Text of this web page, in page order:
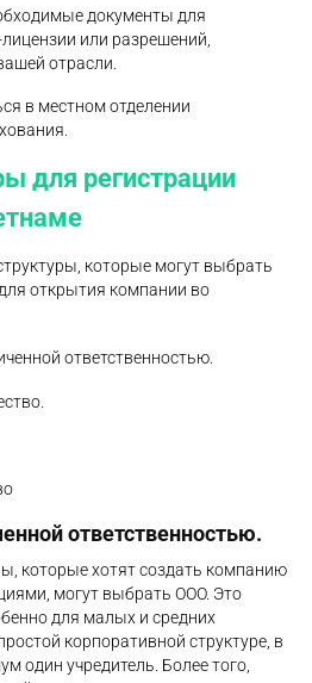
документы для
или разрешений,
отрасли.
в местном отделении
для регистрации
которые могут выбрать
открытия компании во
ответственностью.
ответственностью.
которые хотят создать компанию
могут выбрать ООО. Это
для малых и средних
корпоративной структуре, в
один учредитель. Более того,